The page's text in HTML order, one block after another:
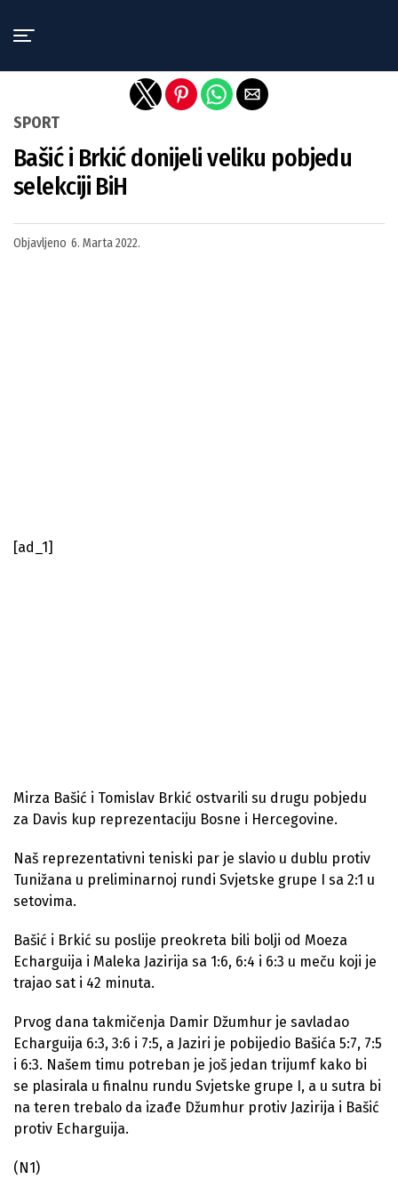
SPORT
Bašić i Brkić donijeli veliku pobjedu
selekciji BiH
Objavljeno 6. Marta 2022.
[ad_1]
Mirza Bašić i Tomislav Brkić ostvarili su drugu pobjedu
za Davis kup reprezentaciju Bosne i Hercegovine.
Naš reprezentativni teniski par je slavio u dublu protiv
Tunižana u preliminarnoj rundi Svjetske grupe I sa 2:1 u
setovima.
Bašić i Brkić su poslije preokreta bili bolji od Moeza
Echarguija i Maleka Jazirija sa 1:6, 6:4 i 6:3 u meču koji je
trajao sat i 42 minuta.
Prvog dana takmičenja Damir Džumhur je savladao
Echarguija 6:3, 3:6 i 7:5, a Jaziri je pobijedio Bašića 5:7, 7:5
i 6:3. Našem timu potreban je još jedan trijumf kako bi
se plasirala u finalnu rundu Svjetske grupe I, a u sutra bi
na teren trebalo da izađe Džumhur protiv Jazirija i Bašić
protiv Echarguija.
(N1)